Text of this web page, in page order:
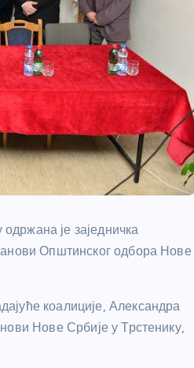
је заједничка
Општинског одбора Нове
коалиције, Александра
Нове Србије у Трстенику,